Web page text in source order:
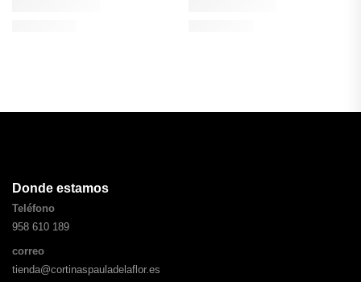
Donde estamos
Teléfono
958 610 189
correo
tienda@cortinaspauladelaflor.es